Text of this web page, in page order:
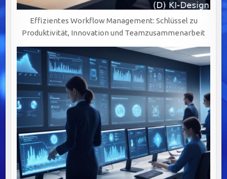
Effizientes Workflow Management: Schlüssel zu
Produktivität, Innovation und Teamzusammenarbeit